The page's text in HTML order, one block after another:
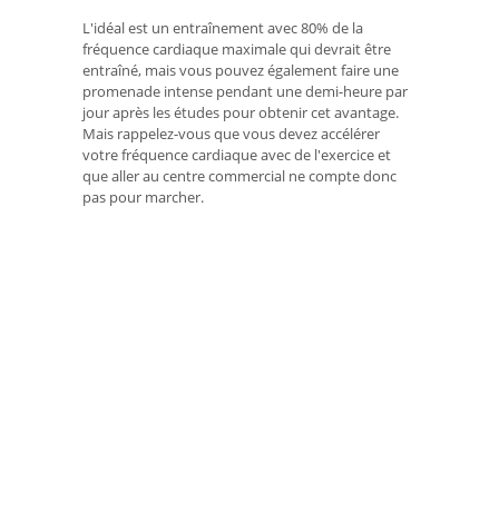
L'idéal est un entraînement avec 80% de la
fréquence cardiaque maximale qui devrait être
entraîné, mais vous pouvez également faire une
promenade intense pendant une demi-heure par
jour après les études pour obtenir cet avantage.
Mais rappelez-vous que vous devez accélérer
votre fréquence cardiaque avec de l'exercice et
que aller au centre commercial ne compte donc
pas pour marcher.